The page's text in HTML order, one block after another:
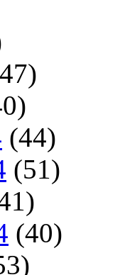
(44)
(51)
(40)